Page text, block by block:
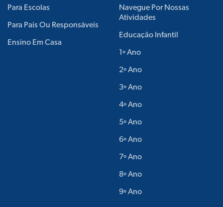
Para Escolas
Para Pais Ou Responsáveis
Ensino Em Casa
Navegue Por Nossas
Atividades
Educação Infantil
1º Ano
2º Ano
3º Ano
4º Ano
5º Ano
6º Ano
7º Ano
8º Ano
9º Ano